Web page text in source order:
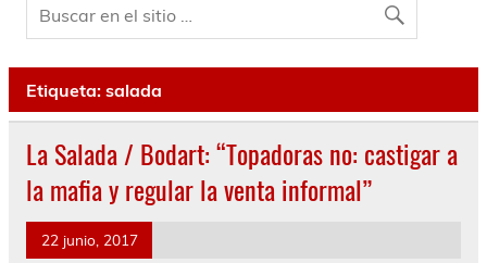
Etiqueta: salada
La Salada / Bodart: “Topadoras no: castigar a
la mafia y regular la venta informal”
22 junio, 2017